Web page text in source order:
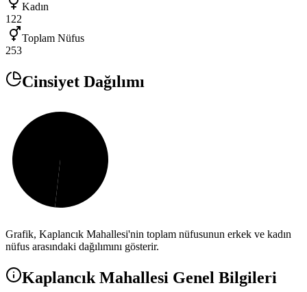
Kadın
122
Toplam Nüfus
253
Cinsiyet Dağılımı
Grafik, Kaplancık Mahallesi'nin toplam nüfusunun erkek ve kadın
nüfus arasındaki dağılımını gösterir.
Kaplancık Mahallesi Genel Bilgileri